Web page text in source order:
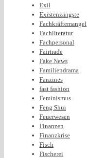
Exil
Existenzängste
Fachkräftemangel
Fachliteratur
Fachpersonal
Fairtrade
Fake News
Familiendrama
Fanzines
fast fashion
Feminismus
Feng Shui
Feuerwesen
Finanzen
Finanzkrise
Fisch
Fischerei